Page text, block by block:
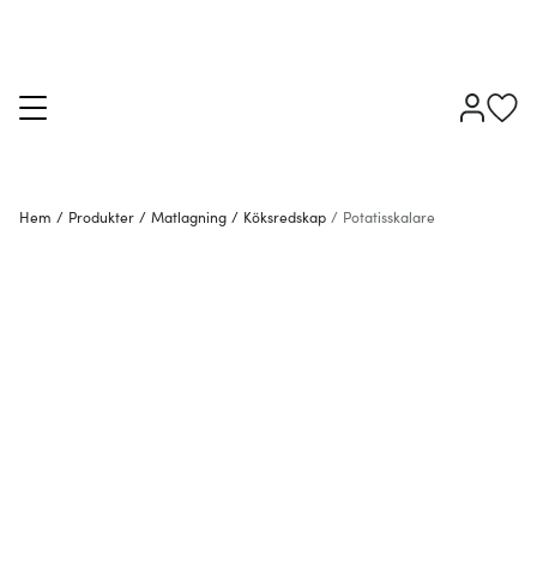
Hem / Produkter / Matlagning / Köksredskap / Potatisskalare